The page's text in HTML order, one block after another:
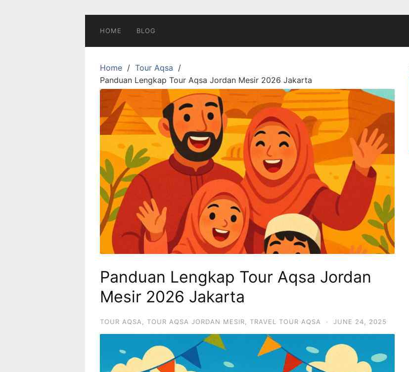
HOME BLOG
Home
Tour Aqsa
Panduan Lengkap Tour Aqsa Jordan Mesir 2026 Jakarta
Panduan Lengkap Tour Aqsa Jordan
Mesir 2026 Jakarta
TOUR AQSA, TOUR AQSA JORDAN MESIR, TRAVEL TOUR AQSA · JUNE 24, 2025